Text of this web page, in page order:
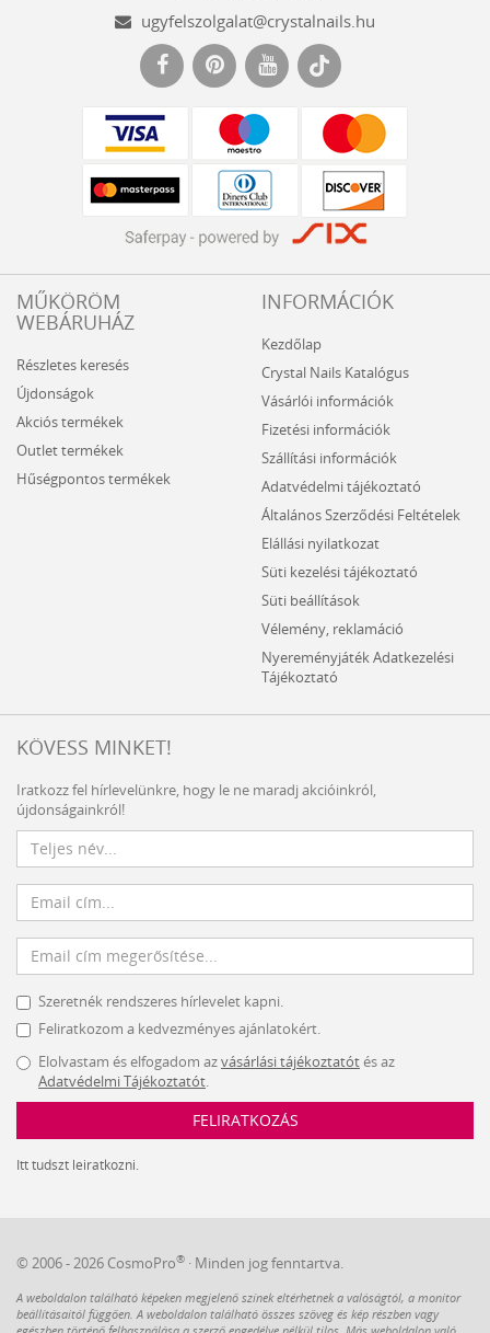
ugyfelszolgalat@crystalnails.hu
MŰKÖRÖM
WEBÁRUHÁZ
Részletes keresés
Újdonságok
Akciós termékek
Outlet termékek
Hűségpontos termékek
INFORMÁCIÓK
Kezdőlap
Crystal Nails Katalógus
Vásárlói információk
Fizetési információk
Szállítási információk
Adatvédelmi tájékoztató
Általános Szerződési Feltételek
Elállási nyilatkozat
Süti kezelési tájékoztató
Süti beállítások
Vélemény, reklamáció
Nyereményjáték Adatkezelési
Tájékoztató
KÖVESS MINKET!
Iratkozz fel hírlevelünkre, hogy le ne maradj akcióinkról,
újdonságainkról!
Szeretnék rendszeres hírlevelet kapni.
Feliratkozom a kedvezményes ajánlatokért.
Elolvastam és elfogadom azvásárlási tájékoztatótés az
Adatvédelmi Tájékoztatót.
FELIRATKOZÁS
Itt tudszt leiratkozni.
© 2006 - 2026 CosmoPro® · Minden jog fenntartva.
A weboldalon található képeken megjelenő színek eltérhetnek a valóságtól, a monitor
beállításaitól függően. A weboldalon található összes szöveg és kép részben vagy